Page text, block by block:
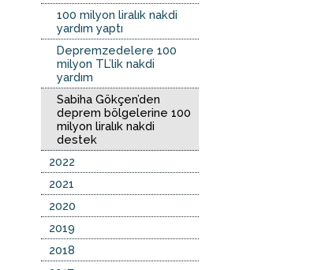
100 milyon liralık nakdi
yardım yaptı
Depremzedelere 100
milyon TL’lik nakdi
yardım
Sabiha Gökçen’den
deprem bölgelerine 100
milyon liralık nakdi
destek
2022
2021
2020
2019
2018